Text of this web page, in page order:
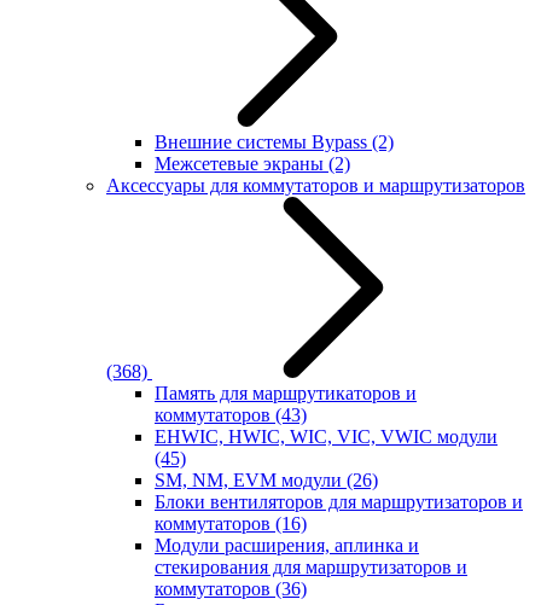
Внешние системы Bypass (2)
Межсетевые экраны (2)
Аксессуары для коммутаторов и маршрутизаторов
(368)
Память для маршрутикаторов и
коммутаторов (43)
EHWIC, HWIC, WIC, VIC, VWIC модули
(45)
SM, NM, EVM модули (26)
Блоки вентиляторов для маршрутизаторов и
коммутаторов (16)
Модули расширения, аплинка и
стекирования для маршрутизаторов и
коммутаторов (36)